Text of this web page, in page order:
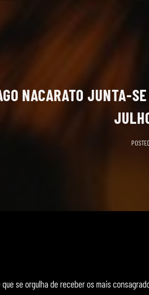
NACARATO JUNTA-
que se orgulha de receber os mais